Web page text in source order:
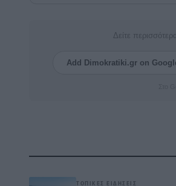
Δείτε
Add Dimokratiki.gr on
ΤΟΠΙΚΈΣ ΕΙΔΉΣΕΙΣ